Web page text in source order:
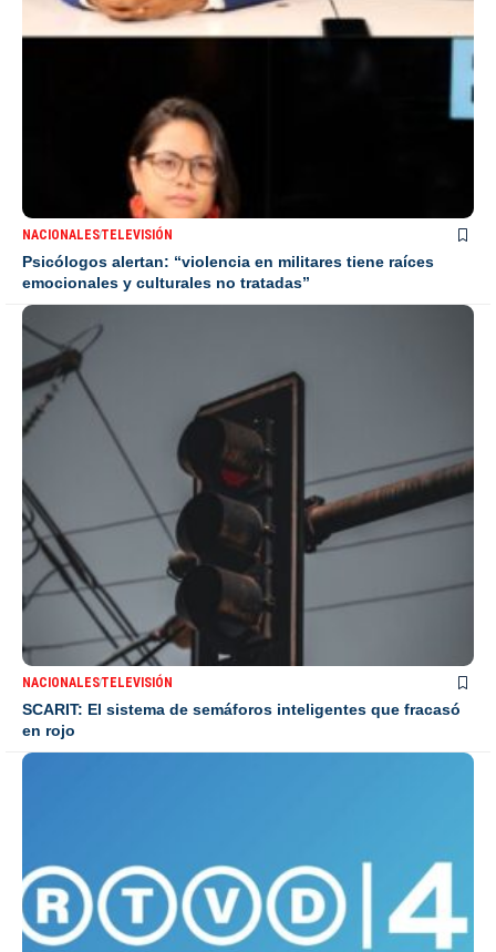
NACIONALESTELEVISIÓN
Psicólogos alertan: “violencia en militares tiene raíces
emocionales y culturales no tratadas”
NACIONALESTELEVISIÓN
SCARIT: El sistema de semáforos inteligentes que fracasó
en rojo